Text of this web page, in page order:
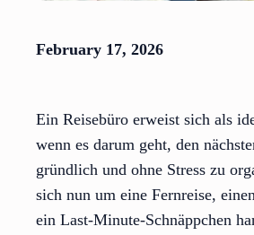
February 17, 2026
Ein Reisebüro erweist sich als
wenn es darum geht, den
gründlich und ohne Stress zu
sich nun um eine Fernreise,
ein Last-Minute-Schnäppchen